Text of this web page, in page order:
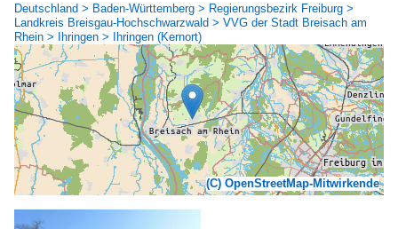
Deutschland > Baden-Württemberg > Regierungsbezirk Freiburg >
Landkreis Breisgau-Hochschwarzwald > VVG der Stadt Breisach am
Rhein > Ihringen > Ihringen (Kernort)
(C) OpenStreetMap-Mitwirkende